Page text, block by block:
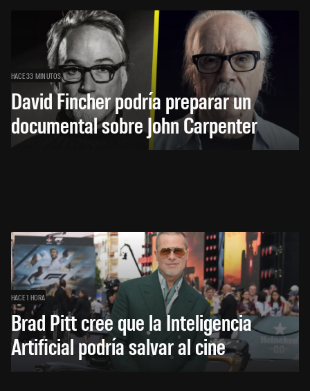
HACE 33 MINUTOS
David Fincher podría preparar un
documental sobre John Carpenter
HACE 1 HORA
Brad Pitt cree que la Inteligencia
Artificial podría salvar al cine